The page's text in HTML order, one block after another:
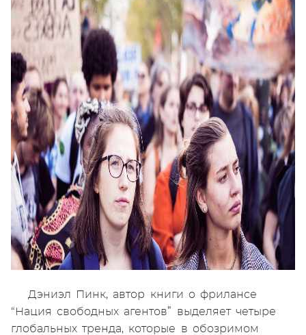
Дэниэл Пинк, автор книги о фрилансе
“Нация свободных агентов” выделяет четыре
глобальных тренда, которые в обозримом